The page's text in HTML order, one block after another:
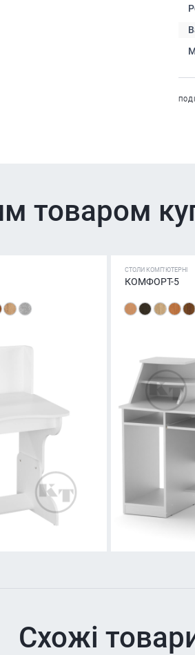
товаром
СТОЛИ КОМП'ЮТЕРНІ
КОМФОРТ-5
Схожі